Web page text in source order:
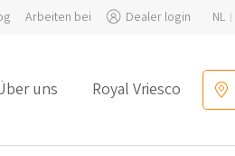
Arbeiten bei Dealer login NL
uns Royal Vriesco